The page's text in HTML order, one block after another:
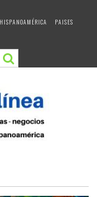
PAISES